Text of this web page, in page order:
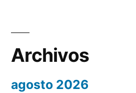
Archivos
agosto 2026